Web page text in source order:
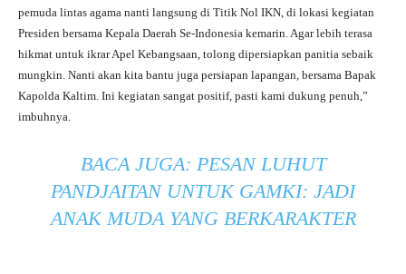
pemuda lintas agama nanti langsung di Titik Nol IKN, di lokasi kegiatan
Presiden bersama Kepala Daerah Se-Indonesia kemarin. Agar lebih terasa
hikmat untuk ikrar Apel Kebangsaan, tolong dipersiapkan panitia sebaik
mungkin. Nanti akan kita bantu juga persiapan lapangan, bersama Bapak
Kapolda Kaltim. Ini kegiatan sangat positif, pasti kami dukung penuh,”
imbuhnya.
BACA JUGA: PESAN LUHUT
PANDJAITAN UNTUK GAMKI: JADI
ANAK MUDA YANG BERKARAKTER